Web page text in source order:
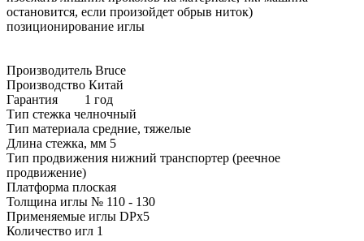
остановится, если произойдет обрыв ниток)
позиционирование иглы
Производитель Bruce
Производство Китай
Гарантия
1 год
Тип стежка челночный
Тип материала средние, тяжелые
Длина стежка, мм 5
Тип продвижения нижний транспортер (реечное
продвижение)
Платформа плоская
Толщина иглы № 110 - 130
Применяемые иглы DPx5
Количество игл 1